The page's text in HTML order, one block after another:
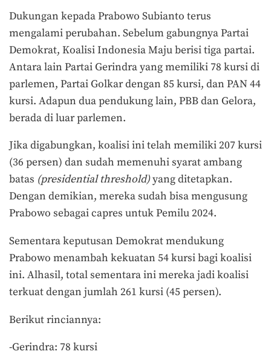
Dukungan kepada Prabowo Subianto terus
mengalami perubahan. Sebelum gabungnya Partai
Demokrat, Koalisi Indonesia Maju berisi tiga partai.
Antara lain Partai Gerindra yang memiliki 78 kursi di
parlemen, Partai Golkar dengan 85 kursi, dan PAN 44
kursi. Adapun dua pendukung lain, PBB dan Gelora,
berada di luar parlemen.
Jika digabungkan, koalisi ini telah memiliki 207 kursi
(36 persen) dan sudah memenuhi syarat ambang
batas (presidential threshold)yang ditetapkan.
Dengan demikian, mereka sudah bisa mengusung
Prabowo sebagai capres untuk Pemilu 2024.
Sementara keputusan Demokrat mendukung
Prabowo menambah kekuatan 54 kursi bagi koalisi
ini. Alhasil, total sementara ini mereka jadi koalisi
terkuat dengan jumlah 261 kursi (45 persen).
Berikut rinciannya:
-Gerindra: 78 kursi